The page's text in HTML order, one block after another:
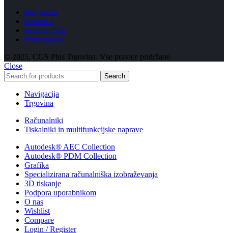
Moj račun
Košarica
Seznam želja
Primerjalnik
© 2025, CGS Plus Trgovina. Vse pravice pridržane.
Close
Search
Navigacija
Trgovina
Računalniki
Tiskalniki in multifunkcijske naprave
Autodesk® AEC Collection
Autodesk® PDM Collection
Grafika
Specializirana računalniška izobraževanja
3D tiskanje
Podpora uporabnikom
O nas
Wishlist
Compare
Login / Register